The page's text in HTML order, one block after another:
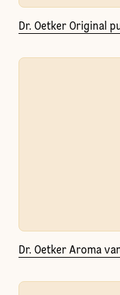
Dr. Oetker Original
Dr. Oetker Aroma